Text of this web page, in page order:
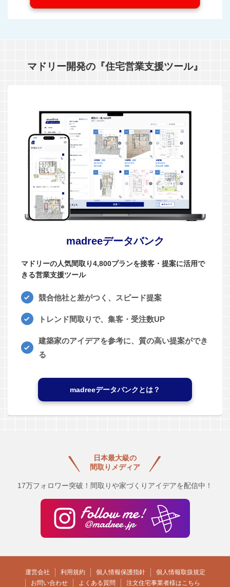
マドリー開発の『住宅営業支援ツール』
madreeデータバンク
マドリーの人気間取り4,800プランを接客・提案に活用で
きる営業支援ツール
競合他社と差がつく、スピード提案
トレンド間取りで、集客・受注数UP
建築家のアイデアを参考に、質の高い提案ができ
る
madreeデータバンクとは？
日本最大級の
間取りメディア
17万フォロワー突破！間取りや家づくりアイデアを配信中！
運営会社 利用規約 個人情報保護指針
個人情報取扱規定
お問い合わせ
よくある質問 注文住宅事業者様はこちら